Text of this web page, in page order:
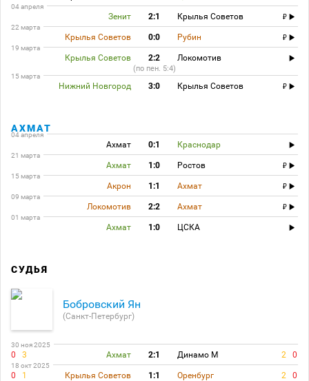
04 апреля
Зенит 2:1 Крылья Советов
22 марта
Крылья Советов 0:0 Рубин
19 марта
Крылья Советов 2:2 Локомотив
(по пен. 5:4)
15 марта
Нижний Новгород 3:0 Крылья Советов
АХМАТ
04 апреля
Ахмат 0:1 Краснодар
21 марта
Ахмат 1:0 Ростов
15 марта
Акрон 1:1 Ахмат
09 марта
Локомотив 2:2 Ахмат
01 марта
Ахмат 1:0 ЦСКА
СУДЬЯ
Бобровский Ян
(Санкт-Петербург)
30 ноя 2025
0 3 Ахмат 2:1 Динамо М 2 0
18 окт 2025
0 1 Крылья Советов 1:1 Оренбург 2 0